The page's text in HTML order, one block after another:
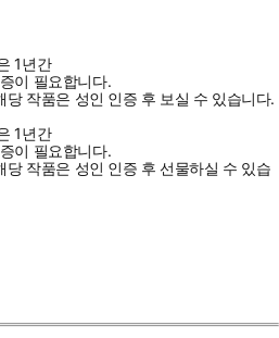
1년간
이 필요합니다.
당 작품은 성인 인증 후 보실 수 있습니다.
1년간
이 필요합니다.
당 작품은 성인 인증 후 선물하실 수 있습